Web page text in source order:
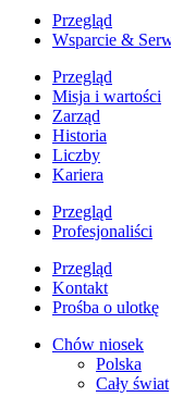
Przegląd
Wsparcie &
Przegląd
Misja i wartości
Zarząd
Historia
Liczby
Kariera
Przegląd
Profesjonaliści
Przegląd
Kontakt
Prośba o ulotkę
Chów niosek
Polska
Cały świat